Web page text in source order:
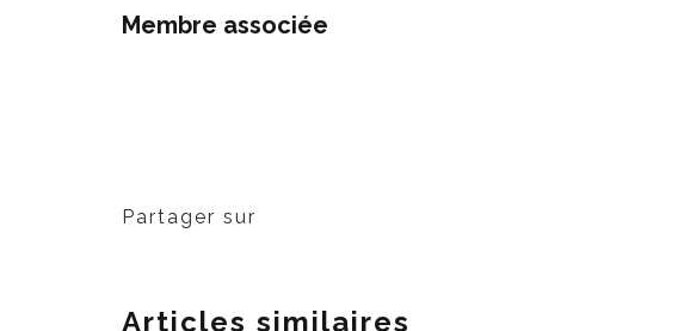
Membre associée
Partager sur
Articles similaires